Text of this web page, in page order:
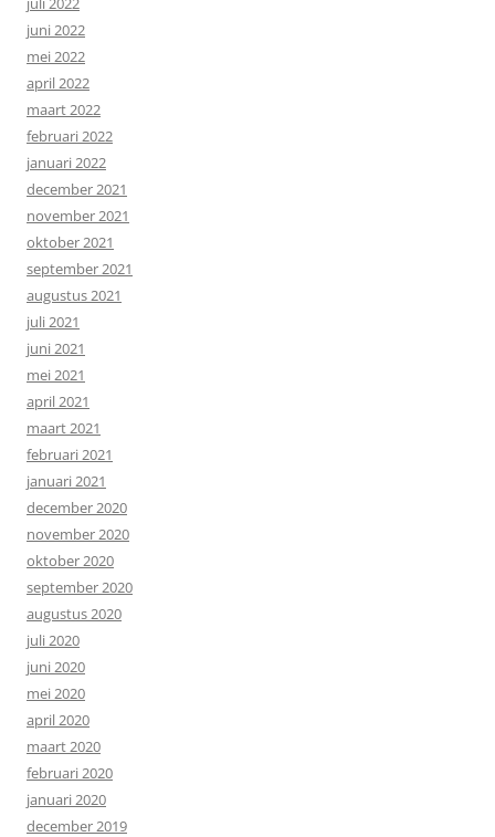
juni 2022
mei 2022
april 2022
maart 2022
februari 2022
januari 2022
december 2021
november 2021
oktober 2021
september 2021
augustus 2021
juli 2021
juni 2021
mei 2021
april 2021
maart 2021
februari 2021
januari 2021
december 2020
november 2020
oktober 2020
september 2020
augustus 2020
juli 2020
juni 2020
mei 2020
april 2020
maart 2020
februari 2020
januari 2020
december 2019